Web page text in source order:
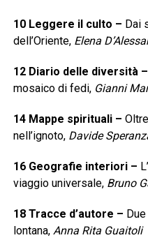
10 Leggere il culto – Dai
dell’Oriente, Elena
12 Diario delle diversità–
mosaico di fedi, Gianni
14 Mappe spirituali–
nell’ignoto, Davide
16 Geografie interiori–
viaggio universale, Bruno
18 Tracce d’autore –
lontana, Anna Rita Guaitoli